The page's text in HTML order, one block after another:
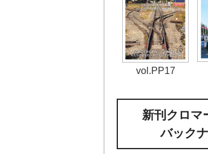
vol.PP17
新刊クロマ
バック